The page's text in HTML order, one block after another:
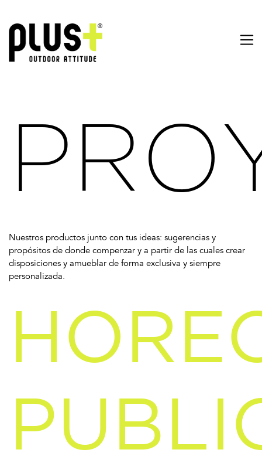
Nuestros productos junto con tus ideas: sugerencias y
propósitos de donde compenzar y a partir de las cuales crear
disposiciones y amueblar de forma exclusiva y siempre
personalizada.